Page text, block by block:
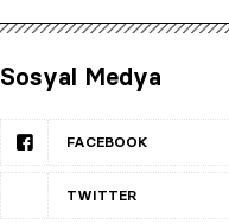
Sosyal Medya
FACEBOOK
TWITTER